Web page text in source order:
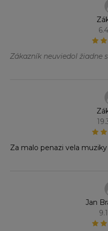
Zákazník neuviedol žiadne
Za malo penazi vela muziky
Jan